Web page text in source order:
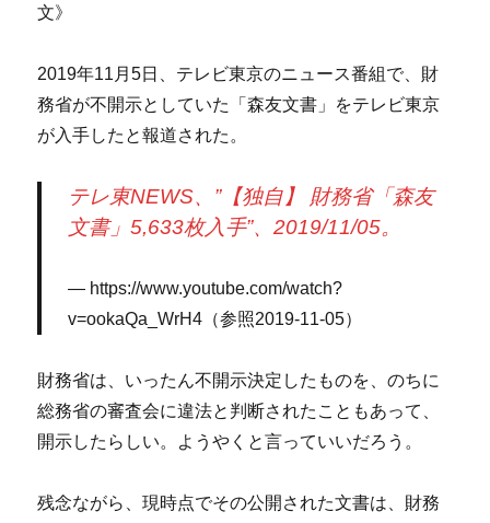
文》
2019年11月5日、テレビ東京のニュース番組で、財
務省が不開示としていた「森友文書」をテレビ東京
が入手したと報道された。
テレ東NEWS、”【独自】 財務省「森友
文書」5,633枚入手”、2019/11/05。
https://www.youtube.com/watch?
v=ookaQa_WrH4（参照2019-11-05）
財務省は、いったん不開示決定したものを、のちに
総務省の審査会に違法と判断されたこともあって、
開示したらしい。ようやくと言っていいだろう。
残念ながら、現時点でその公開された文書は、財務